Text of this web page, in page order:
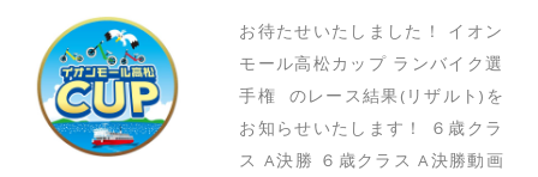
お待たせいたしました！ イオン
モール高松カップ ランバイク選
手権 のレース結果(リザルト)を
お知らせいたします！ ６歳クラ
ス A決勝 ６歳クラス A決勝動画